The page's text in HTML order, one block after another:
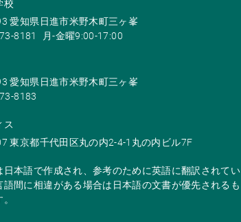
校
愛知県日進市米野木町三ヶ峯
8181
月-金曜9:00-17:00
愛知県日進市米野木町三ヶ峯
8183
ス
東京都千代田区丸の内2-4-1丸の内ビル7F
日本語で作成され、参考のために英語に翻訳されてい
語間に相違がある場合は日本語の文書が優先されるも